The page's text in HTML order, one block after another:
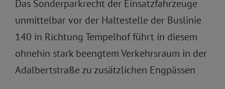
Das Sonderparkrecht der Einsatzfahrzeuge
unmittelbar vor der Haltestelle der Buslinie
140 in Richtung Tempelhof führt in diesem
ohnehin stark beengtem Verkehrsraum in der
Adalbertstraße zu zusätzlichen Engpässen